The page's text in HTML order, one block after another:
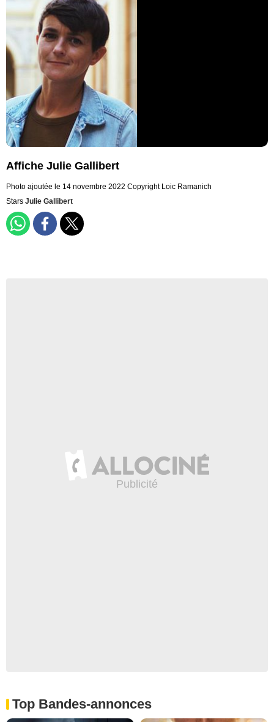
Affiche Julie Gallibert
Photo ajoutée le 14 novembre 2022 Copyright Loic Ramanich
Stars Julie Gallibert
Top Bandes-annonces